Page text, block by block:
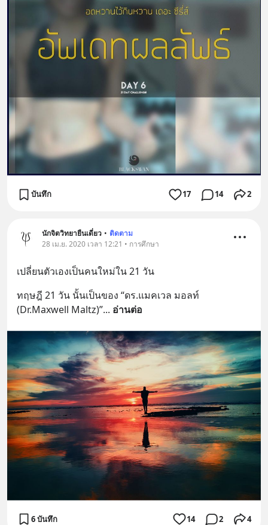
บันทึก 17 14 2
นักจิตวิทยายืนเดี่ยว • ติดตาม
28 เม.ย. 2020 เวลา 12:21 • การศึกษา
เปลี่ยนตัวเองเป็นคนใหม่ใน 21 วัน
ทฤษฎี 21 วัน นั้นเป็นของ “ดร.แมคเวล มอลท์
(Dr.Maxwell Maltz)”... อ่านต่อ
6 บันทึก 14 2 4